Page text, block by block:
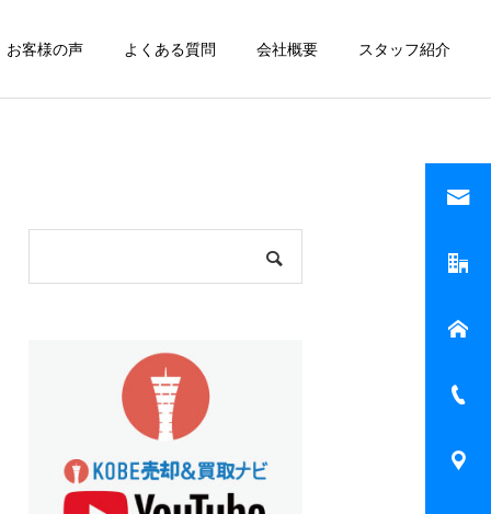
お客様の声 よくある質問 会社概要 スタッフ紹介